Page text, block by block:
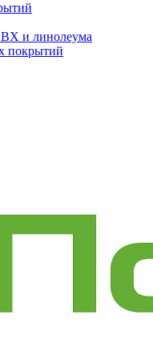
и линолеума
покрытий